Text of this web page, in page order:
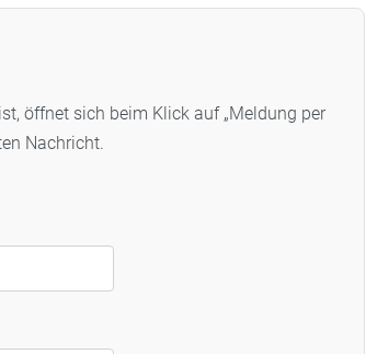
öffnet sich beim Klick auf „Meldung per
Nachricht.